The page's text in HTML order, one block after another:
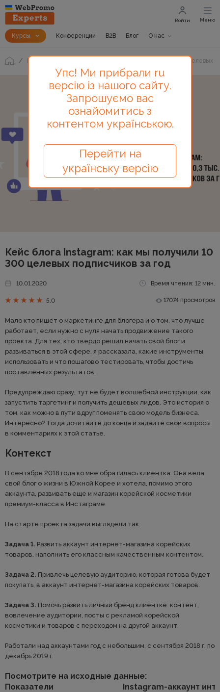
Курсы Конференции B2B Блог О нас
Войти Меню
Блог Кейс блога Instagram: как мы получили 10 300 целевых
Кейс блога Instagram: как мы получили 10
300 целевых подписчиков за год
10.01.2020 Время чтения: 12 мин.
5.0 17074 просмотров
Мало кто пишет о маркетинге для блогера и о том, что лучше
работает, если нужно с нуля начать продвижение такого
проекта. Для тех, кто твердо решил начать свой блог и
развиваться в этой сфере, я рассказала, какие инструменты
использовать и что пошагово тестировать, чтобы достичь
поставленных результатов.
Предупреждаю сразу, тут не будет волшебной инструкции, как
запустить таргетинг и получить дешевых лидов. Это история о
том, как можно в пути вдруг поменять свою модель бизнеса.
Интересно? Тогда дочитайте до конца и задайте свои вопросы
в комментариях к этой статье.
Контекст
В сентябре 2018 года ко мне обратилась клиентка. Она вела
свой блог о жизни в Южной Корее и хотела, помимо этого
аккаунта, развивать еще и магазин корейской косметики
премиум-класса в Инстаграме.
На старте проекта задачи выглядели так:
Задача 1. Развить аккаунт интернет-магазина корейских
товаров, наполнить его классным качественным контентом.
Задача 2. Привлечь целевую аудиторию, которая готова будет
покупать, в аккаунт интернет-магазина корейских товаров.
Задача 3. Помочь развить личный бренд клиентке: контент,
вовлечение аудитории, посты с рекламой корейской
косметики и товаров с переходом на другой аккаунт.
Работали над аккаунтами год с небольшим, с сентября 2018 г. по
декабрь 2019 г.
Посмотрите на исходные данные:
Показатели
Instagram-аккаунт
Упс! Ми прибрали ru
версію із нашого сайту.
Запрошуємо вас
ознайомитись з
контентом українською.
Перейти на
українську версію